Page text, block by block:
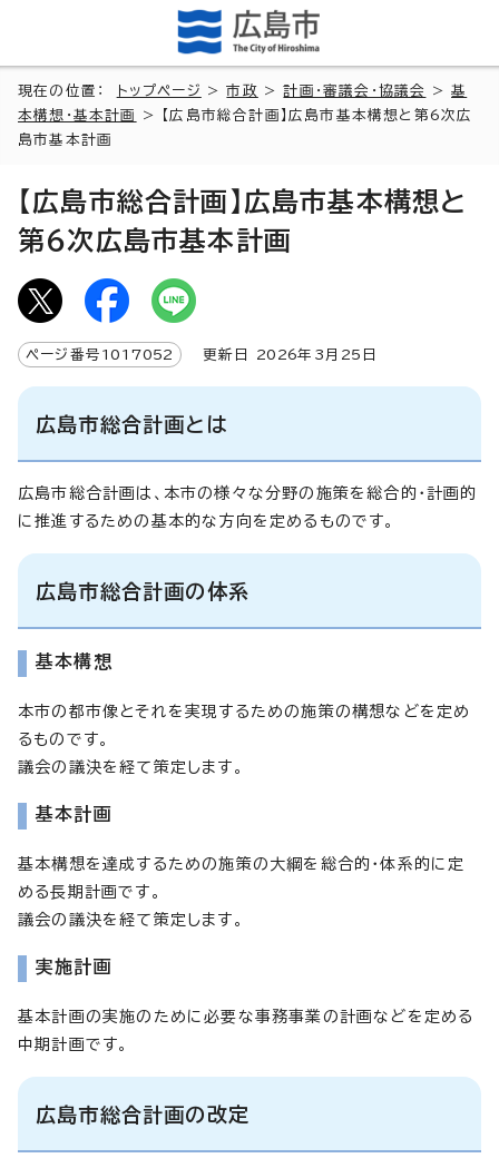
現在の位置： トップページ >市政 >計画・審議会・協議会 >基
本構想・基本計画
> 【広島市総合計画】広島市基本構想と第6次広
島市基本計画
【広島市総合計画】広島市基本構想と
第6次広島市基本計画
ページ番号 1017052 更新日 2026年3月 25 日
広島市総合計画とは
広島市総合計画は、本市の様々な分野の施策を総合的・計画的
に推進するための基本的な方向を定めるものです。
広島市総合計画の体系
基本構想
本市の都市像とそれを実現するための施策の構想などを定め
るものです。
議会の議決を経て策定します。
基本計画
基本構想を達成するための施策の大綱を総合的・体系的に定
める長期計画です。
議会の議決を経て策定します。
実施計画
基本計画の実施のために必要な事務事業の計画などを定める
中期計画です。
広島市総合計画の改定